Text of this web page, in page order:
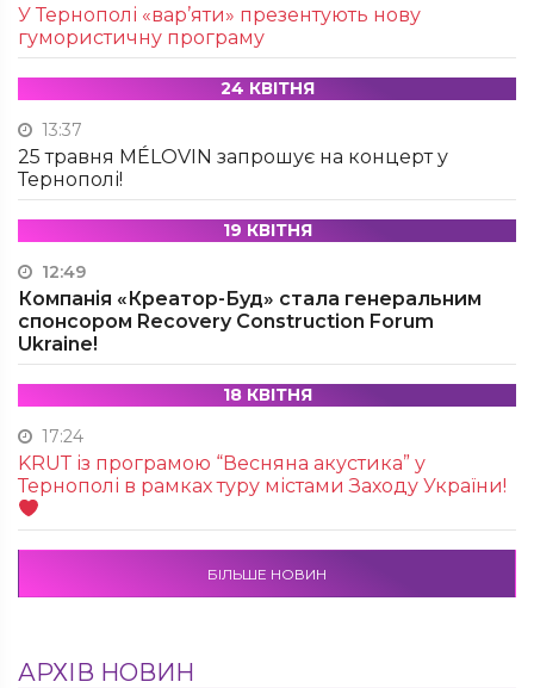
У Тернополі «вар’яти» презентують нову
гумористичну програму
24 КВІТНЯ
13:37
25 травня MÉLOVIN запрошує на концерт у
Тернополі!
19 КВІТНЯ
12:49
Компанія «Креатор-Буд» стала генеральним
спонсором Recovery Construction Forum
Ukraine!
18 КВІТНЯ
17:24
KRUТ із програмою “Весняна акустика” у
Тернополі в рамках туру містами Заходу України!
БІЛЬШЕ НОВИН
АРХІВ НОВИН